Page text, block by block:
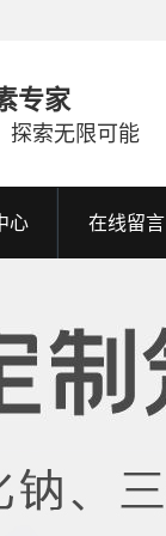
专家
探索无限可能
心 在线留言